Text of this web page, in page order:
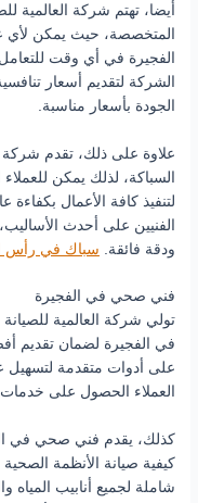
أيضا، تهتم شركة العالمية
المتخصصة، حيث يمكن لأي
الفجيرة في أي وقت
الشركة لتقديم أسعار
الجودة بأسعار مناسبة.
علاوة على ذلك، تقدم شركة
السباكة، لذلك يمكن
لتنفيذ كافة الأعمال
الفنيين على أحدث
ودقة فائقة.
سباك في رأس
فني صحي في الفجيرة
تولي شركة العالمية
في الفجيرة لضمان تقديم
على أدوات متقدمة لتسهيل
العملاء الحصول على
كذلك، يقدم فني صحي في
كيفية صيانة الأنظمة
شاملة لجميع أنابيب